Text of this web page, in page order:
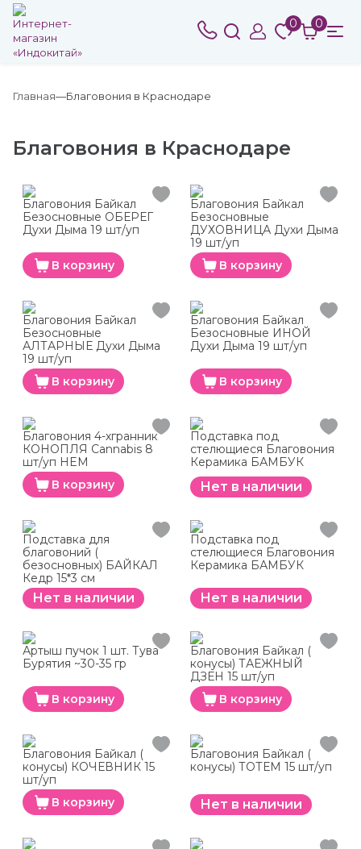
0 0
Главная Благовония в Краснодаре
Благовония в Краснодаре
Благовония Байкал
Безосновные ОБЕРЕГ
Духи Дыма 19 шт/уп
В корзину
Благовония Байкал
Безосновные
ДУХОВНИЦА Духи Дыма
19 шт/уп
В корзину
Благовония Байкал
Безосновные
АЛТАРНЫЕ Духи Дыма
19 шт/уп
В корзину
Благовония Байкал
Безосновные ИНОЙ
Духи Дыма 19 шт/уп
В корзину
Благовония 4-хгранник
КОНОПЛЯ Cannabis 8
шт/уп HEM
В корзину
Подставка под
стелющиеся Благовония
Керамика БАМБУК
Нет в наличии
Подставка для
благовоний (
безосновных) БАЙКАЛ
Кедр 15*3 см
Нет в наличии
Подставка под
стелющиеся Благовония
Керамика БАМБУК
Нет в наличии
Артыш пучок 1 шт. Тува
Бурятия ~30-35 гр
В корзину
Благовония Байкал (
конусы) ТАЕЖНЫЙ
ДЗЕН 15 шт/уп
В корзину
Благовония Байкал (
конусы) КОЧЕВНИК 15
шт/уп
В корзину
Благовония Байкал (
конусы) ТОТЕМ 15 шт/уп
Нет в наличии